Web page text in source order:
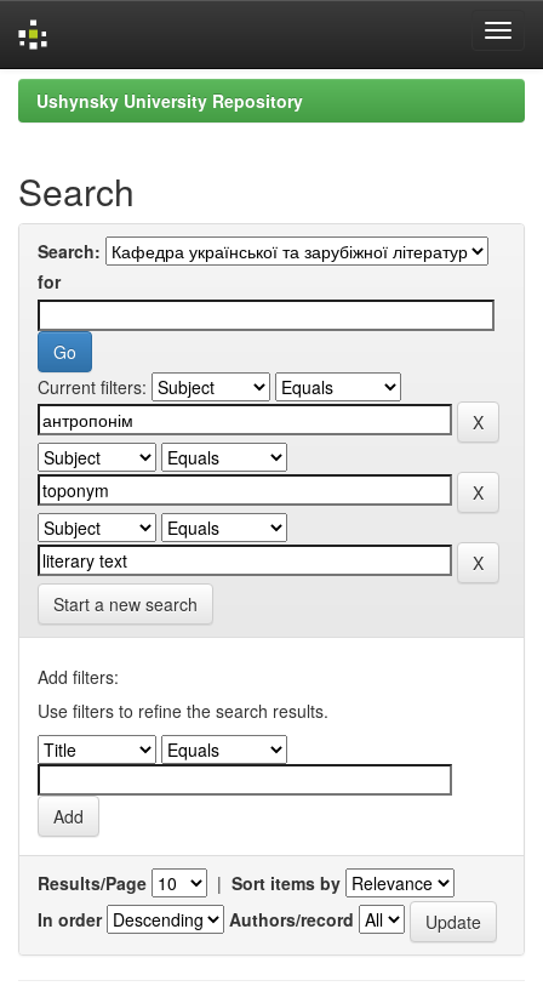
Skip
navigation
Ushynsky University Repository
Search
Search:
for
Current filters:
Start a new search
Add filters:
Use filters to refine the search results.
Results/Page | Sort items by
In order
Authors/record